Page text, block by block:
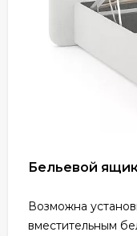
Бельевой
Возможна
вместительным